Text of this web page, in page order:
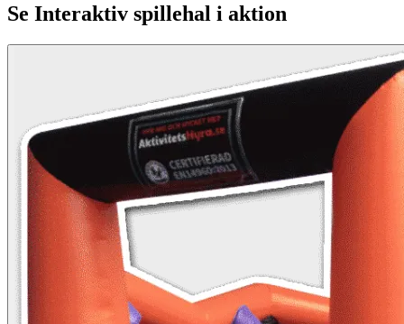
Se Interaktiv spillehal i aktion